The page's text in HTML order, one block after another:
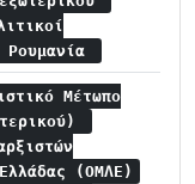
Μέτωπο
(ΟΜΛΕ)